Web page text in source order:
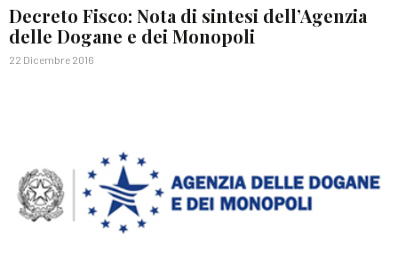
Decreto Fisco: Nota di sintesi dell’Agenzia
delle Dogane e dei Monopoli
22 Dicembre 2016